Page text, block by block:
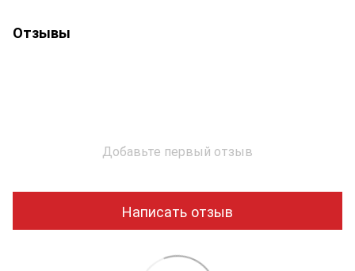
Отзывы
Добавьте первый отзыв
Написать отзыв